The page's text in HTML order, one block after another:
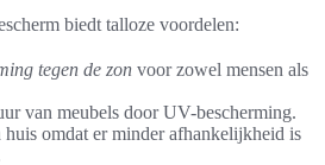
biedt talloze voordelen:
tegen de zon voor zowel mensen als
van meubels door UV-bescherming.
huis omdat er minder afhankelijkheid is